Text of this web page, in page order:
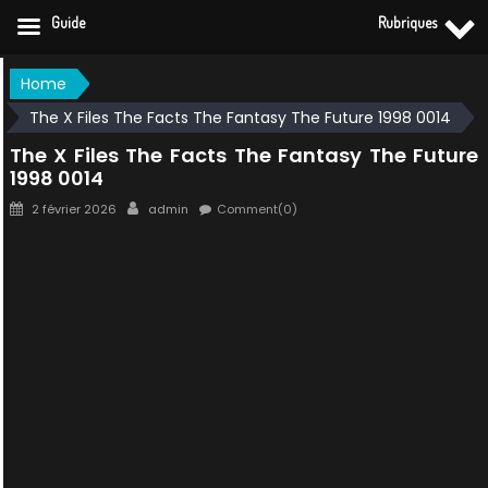
Skip
to
content
Home
The X Files The Facts The Fantasy The Future 1998 0014
The X Files The Facts The Fantasy The Future
1998 0014
Posted
2 février 2026 Author
admin Comment(0)
Guide Rubriques